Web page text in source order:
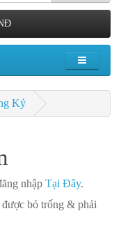
Ký
nhập Tại Đây.
bỏ trống & phải